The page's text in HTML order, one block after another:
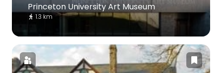
Princeton University Art Museum
1.3 km